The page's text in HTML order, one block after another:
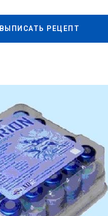
ВЫПИСАТЬ РЕЦЕПТ